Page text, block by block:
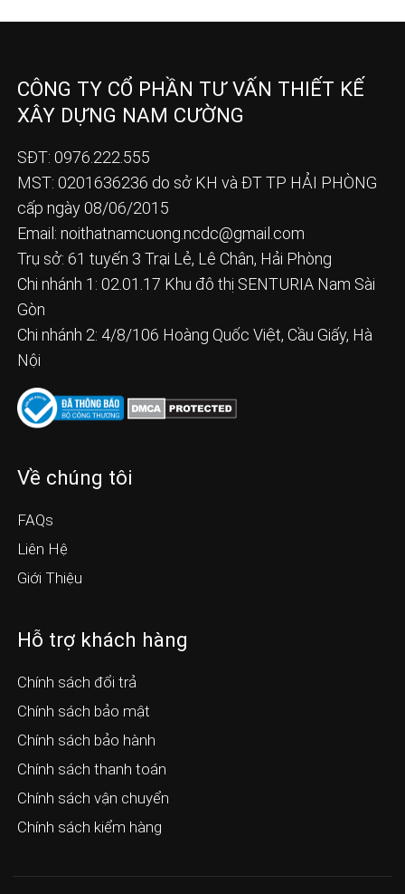
CÔNG TY CỔ PHẦN TƯ VẤN THIẾT KẾ
XÂY DỰNG NAM CƯỜNG
SĐT: 0976.222.555
MST: 0201636236 do sở KH và ĐT TP HẢI PHÒNG
cấp ngày 08/06/2015
Email: noithatnamcuong.ncdc@gmail.com
Trụ sở: 61 tuyến 3 Trại Lẻ, Lê Chân, Hải Phòng
Chi nhánh 1: 02.01.17 Khu đô thị SENTURIA Nam Sài
Gòn
Chi nhánh 2: 4/8/106 Hoàng Quốc Việt, Cầu Giấy, Hà
Nội
Về chúng tôi
FAQs
Liên Hệ
Giới Thiệu
Hỗ trợ khách hàng
Chính sách đổi trả
Chính sách bảo mật
Chính sách bảo hành
Chính sách thanh toán
Chính sách vận chuyển
Chính sách kiểm hàng